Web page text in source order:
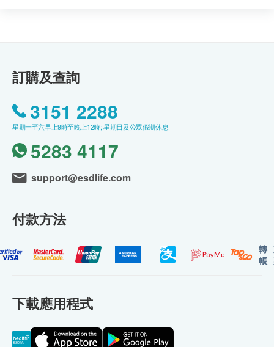
訂購及查詢
3151 2288
星期一至六早上9時至晚上12時; 星期日及公眾假期休息
5283 4117
support@esdlife.com
付款方法
轉
帳
下載應用程式